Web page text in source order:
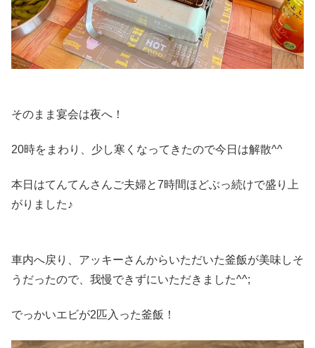
そのまま宴会は夜へ！
20時をまわり、少し寒くなってきたので今日は解散^^
本日はてんてんさんご夫婦と7時間ほどぶっ続けで盛り上
がりました♪
車内へ戻り、アッキーさんからいただいた釜飯が美味しそ
うだったので、我慢できずにいただきました^^;
でっかいエビが2匹入った釜飯！